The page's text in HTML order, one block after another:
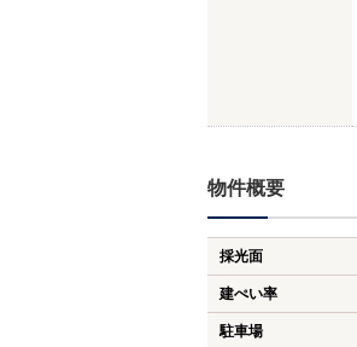
物件概要
採光面
建ぺい率
駐車場